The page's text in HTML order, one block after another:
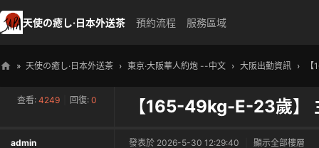
天使の癒し·日本外送茶 預約流程 服務區域
» 天使の癒し·日本外送茶 › 東京·大阪華人約炮 --中文 › 大阪出勤資訊 ›
查看: 4249 回復: 0 【165-49kg-E-23歲】
admin 發表於 2026-5-30 12:29:40 顯示全部樓層